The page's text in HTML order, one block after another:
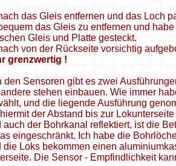
Decoder
ESP32
Druck
Projekt
das Gleis entfernen und das Loch
das Gleis zu entfernen und
Gleis und Platte gesteckt.
von der Rückseite vorsichtig
grenzwertig !
den Sensoren gibt es zwei
stehen einbauen. Wie immer
und die liegende Ausführung
der Abstand bis zur
auch der Bohrkanal reflektiert, ist die
eingeschränkt. Ich habe die
die Loks bekommen einen
Die Sensor - Empfindlichkeit